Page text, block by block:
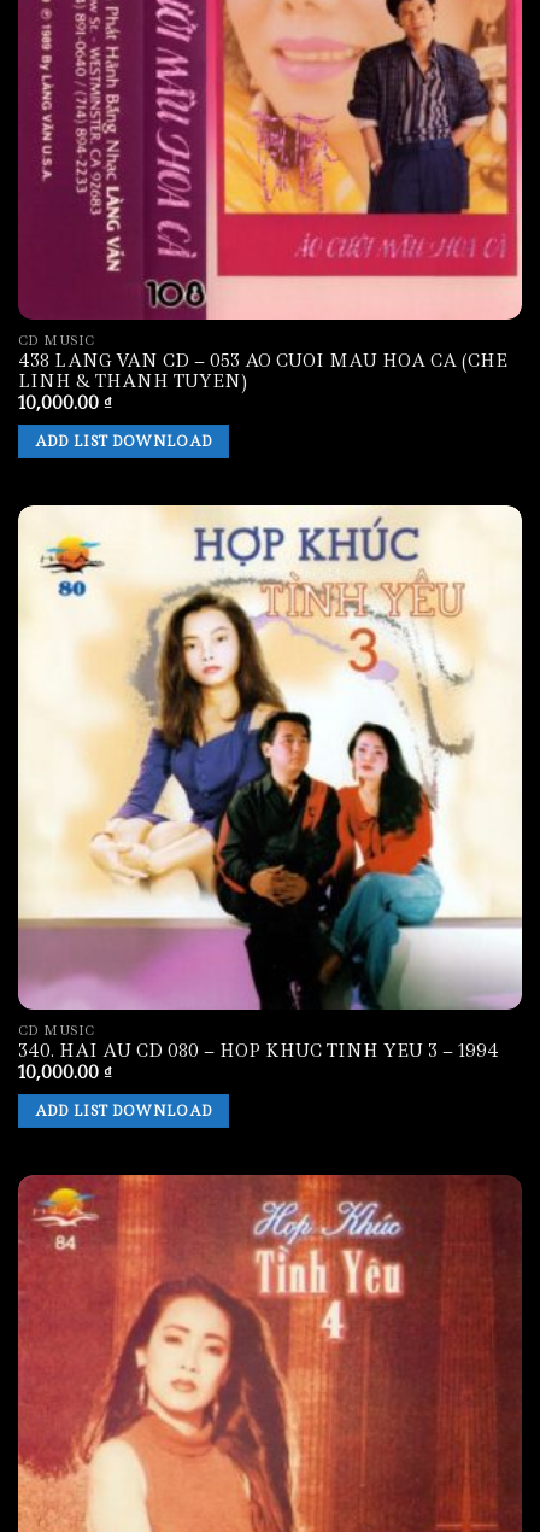
CD MUSIC
438 LANG VAN CD – 053 AO CUOI MAU HOA CA (CHE
LINH & THANH TUYEN)
10,000.00 ₫
ADD LIST DOWNLOAD
CD MUSIC
340. HAI AU CD 080 – HOP KHUC TINH YEU 3 – 1994
10,000.00 ₫
ADD LIST DOWNLOAD